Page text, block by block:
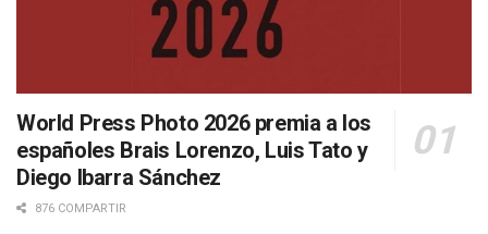
World Press Photo 2026 premia a los
españoles Brais Lorenzo, Luis Tato y
Diego Ibarra Sánchez
876 COMPARTIR